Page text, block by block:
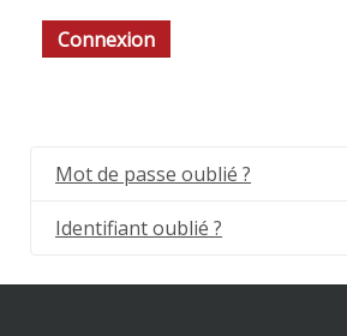
Connexion
Mot de passe oublié ?
Identifiant oublié ?